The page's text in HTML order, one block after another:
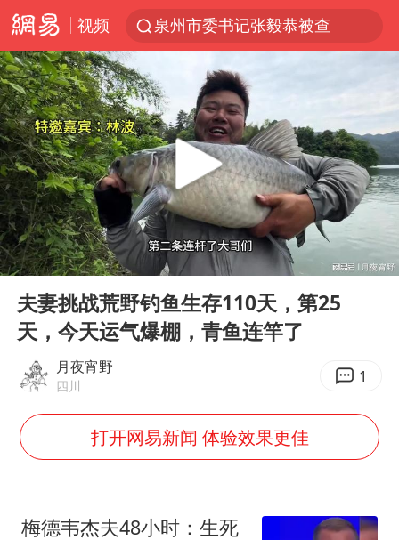
视频
泉州市委书记张毅恭被查
台风白海豚或吞并鲸鱼 登陆地点更新
四川宜宾市高县4.9级地震致1人死亡
名创优品回应女子吐槽内裤质量差
中国女篮70-67险胜尼日利亚女篮
秋天的第一杯奶茶到底有多火
38岁演员求职万岁山NPC成功
胜宏科技：股票交易异常波动
Play
00:00
夫妻挑战荒野钓鱼生存110天，第25
天，今天运气爆棚，青鱼连竿了
月夜宵野
四川 1
打开网易新闻 体验效果更佳
梅德韦杰夫48小时：生死